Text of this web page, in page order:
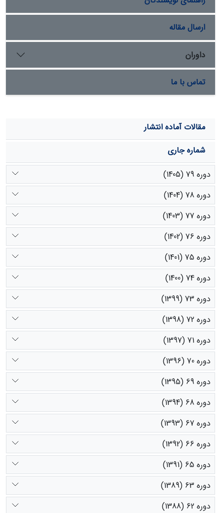
شایستگی لازم برای چرا را ندارند، پیشنهاد می­شود.
ارسال مقاله
داوران
تماس با ما
مقالات آماده انتشار
شماره جاری
دوره 79 (1405)
دوره 78 (1404)
دوره 77 (1403)
دوره 76 (1402)
دوره 75 (1401)
دوره 74 (1400)
دوره 73 (1399)
دوره 72 (1398)
دوره 71 (1397)
دوره 70 (1396)
دوره 69 (1395)
دوره 68 (1394)
دوره 67 (1393)
دوره 66 (1392)
دوره 65 (1391)
دوره 63 (1389)
دوره 62 (1388)